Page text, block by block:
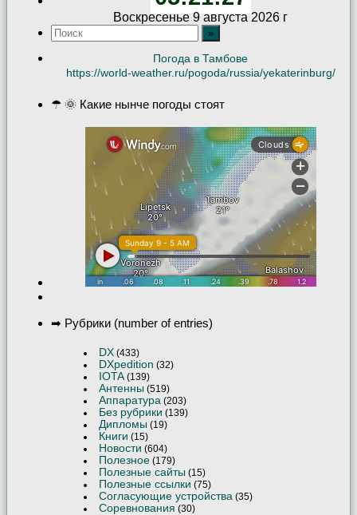
Воскресенье 9 августа 2026 г
Погода в Тамбове
https://world-weather.ru/pogoda/russia/yekaterinburg/
☂ 🌞 Какие нынче погоды стоят
➡ Рубрики (number of entries)
DX (433)
DXpedition (32)
IOTA (139)
Антенны (519)
Аппаратура (203)
Без рубрики (139)
Дипломы (19)
Книги (15)
Новости (604)
Полезное (179)
Полезные сайты (15)
Полезные ссылки (75)
Согласующие устройства (35)
Соревнования (30)